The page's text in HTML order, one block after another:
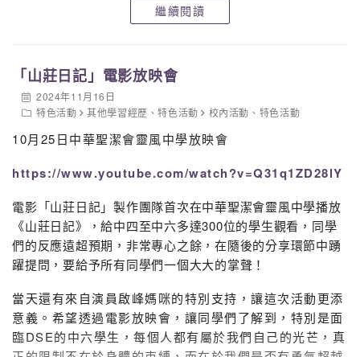
3A：李善如，邵馨瑤，陳宏鋒
3C：周愷盈，郭德尊，李希健，陸梓渝，鄧日耀，叶健霖
4A：陳紀瑩
4B：梁佩莉，葉義鵬
5A：陳雅文，彭祉齡，麥耀龍
6A：鄭諾天，石乘軒，石梦厦，王俊皓，黃凱豐
6B：莊佳煜
銅獎30人
1A：徐培曦
1B：程小萍，羅寶雯，梁芷柔，廖子茵，蔡天蔭，何綽
朗，劉子釬，徐梓弦，許洪榕
3B：陳欣穎，呂益昕，鄧愷琳，王昱舜
3C：徐煥榆，劉芷瑤，黃梓苗
4A：劉皓兒，劉鎧狄
繼續閱讀
「山莊日記」電影放映會
2024年11月16日
特色活動
其他學習經歷 、特色活動 校內活動 、 特色活動
10月25日中華聖潔會靈風中學放映會
https://www.youtube.com/watch?v=Q31q1ZD28lY
電影「山莊日記」製作團隊首次在中華聖潔會靈風中學播放
《山莊日記》，給中四至中六多達300位的學生觀看，同學
們的反應遠超預期，非常專心之餘，在隨後的分享環節中踴
躍提問，要給予所有同學們一個大大的掌聲！
當天還有來自演員啟峰媽咪的特別支持，讓這次活動更添
意義。希望透過電影放映會，讓同學們了解到，特別是面
臨DSE的中六學生，每個人都有屬於我們自己的光芒，真